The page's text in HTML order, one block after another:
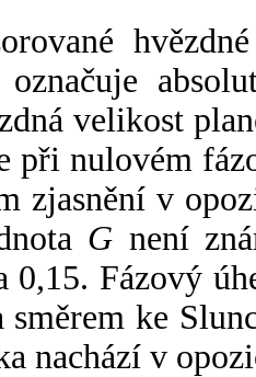
velikost
při nulovém
zjasnění v
G není
0,15. Fázový
ke
nachází v